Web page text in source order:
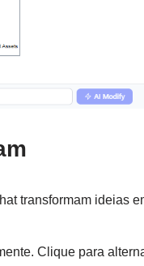
transformam ideias
Clique para